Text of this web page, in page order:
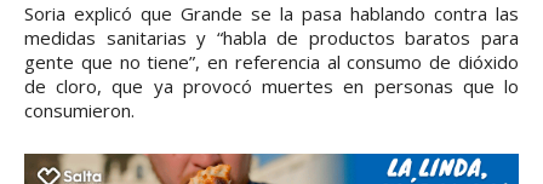
Soria explicó que Grande se la pasa hablando contra las
medidas sanitarias y “habla de productos baratos para
gente que no tiene”, en referencia al consumo de dióxido
de cloro, que ya provocó muertes en personas que lo
consumieron.